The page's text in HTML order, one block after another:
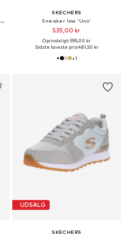
Sneaker low 'Graceful Get Connected'
SKECHERS
Sneaker low 'Uno'
535,00 kr
Oprindeligt: 595,00 kr
Sidste laveste pris:481,50 kr
+1
UDSALG
SKECHERS